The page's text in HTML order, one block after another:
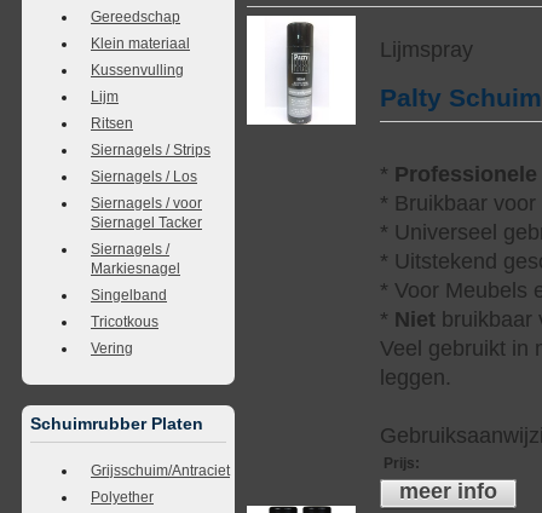
Gereedschap
Klein materiaal
Kussenvulling
Lijm
Ritsen
Siernagels / Strips
Siernagels / Los
Siernagels / voor
Siernagel Tacker
Siernagels /
Markiesnagel
Singelband
Tricotkous
Vering
Schuimrubber Platen
Grijsschuim/Antraciet
Polyether
Lijmspray
Palty
* Professionele
* Bruikbaar
* Universeel
* Uitstekend
* Voor Meubels
* Niet bruikbaar
Veel gebruikt in
leggen.
Prijs:
meer info